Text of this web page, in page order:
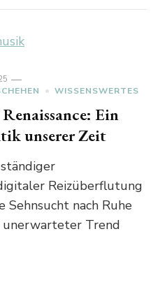
WISSENSWERTES
Ein
unserer Zeit
Reizüberflutung
nach Ruhe
unerwarteter Trend